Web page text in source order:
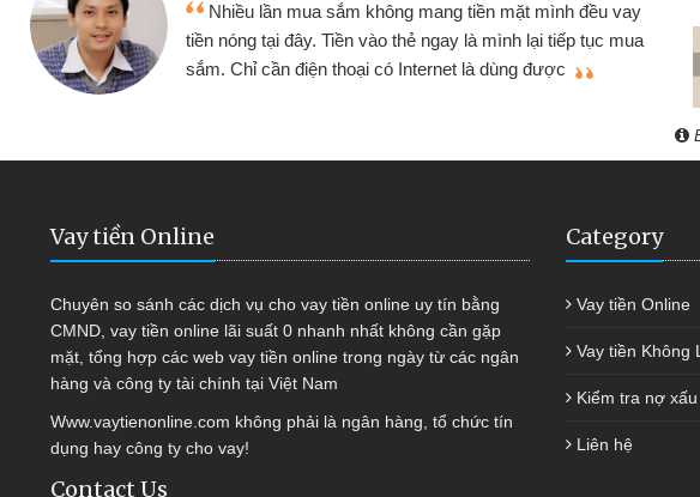
tiền mặt mình đều vay
ngay là mình lại tiếp tục mua
là dùng được
Tôi kinh doanh buôn bán nhỏ lẻ
hàng, nhờ biết đến website qua bạn
quyết được công việc của mình
Vay tiền Online
Chuyên so sánh các dịch vụ cho vay tiền online uy tín bằng
CMND, vay tiền online lãi suất 0 nhanh nhất không cần gặp
mặt, tổng hợp các web vay tiền online trong ngày từ các ngân
hàng và công ty tài chính tại Việt Nam
Www.vaytienonline.com không phải là ngân hàng, tổ chức tín
dụng hay công ty cho vay!
Contact Us
Category
Vay tiền Online
Vay tiền Không
Kiểm tra nợ xấu
Liên hệ